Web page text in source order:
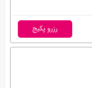
رزرو پکیج